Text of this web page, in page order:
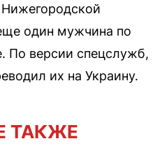
Нижегородской
один мужчина по
По версии спецслужб,
их на Украину.
ТАКЖЕ